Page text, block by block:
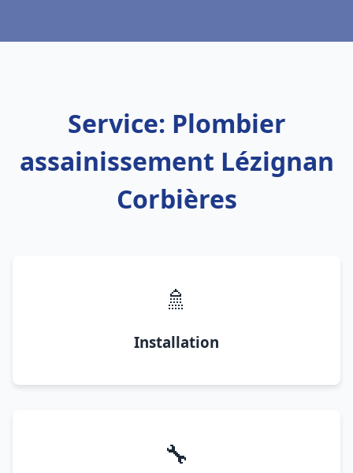
Service: Plombier
assainissement Lézignan
Corbières
🚿
Installation
🔧